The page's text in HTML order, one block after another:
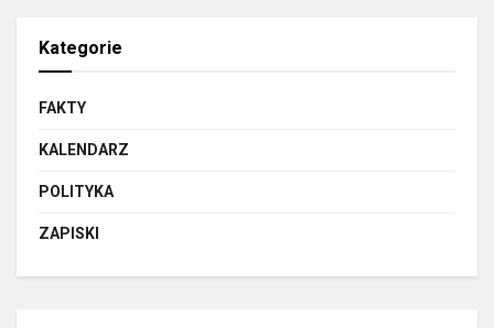
Kategorie
FAKTY
KALENDARZ
POLITYKA
ZAPISKI